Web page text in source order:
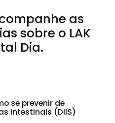
as
sobre o LAK
Dia.
se prevenir de
intestinais (DIIS)